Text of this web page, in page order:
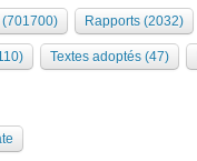
Bureau Collège des
Rapports (2032)
Textes adoptés (47)